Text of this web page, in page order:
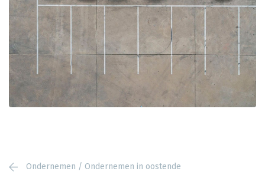
Ondernemen / Ondernemen in oostende